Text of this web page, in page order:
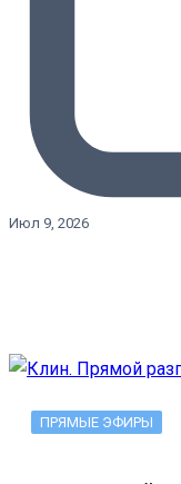
Июл 9, 2026
ПРЯМЫЕ ЭФИРЫ